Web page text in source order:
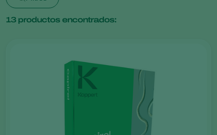
13 productos encontrados: